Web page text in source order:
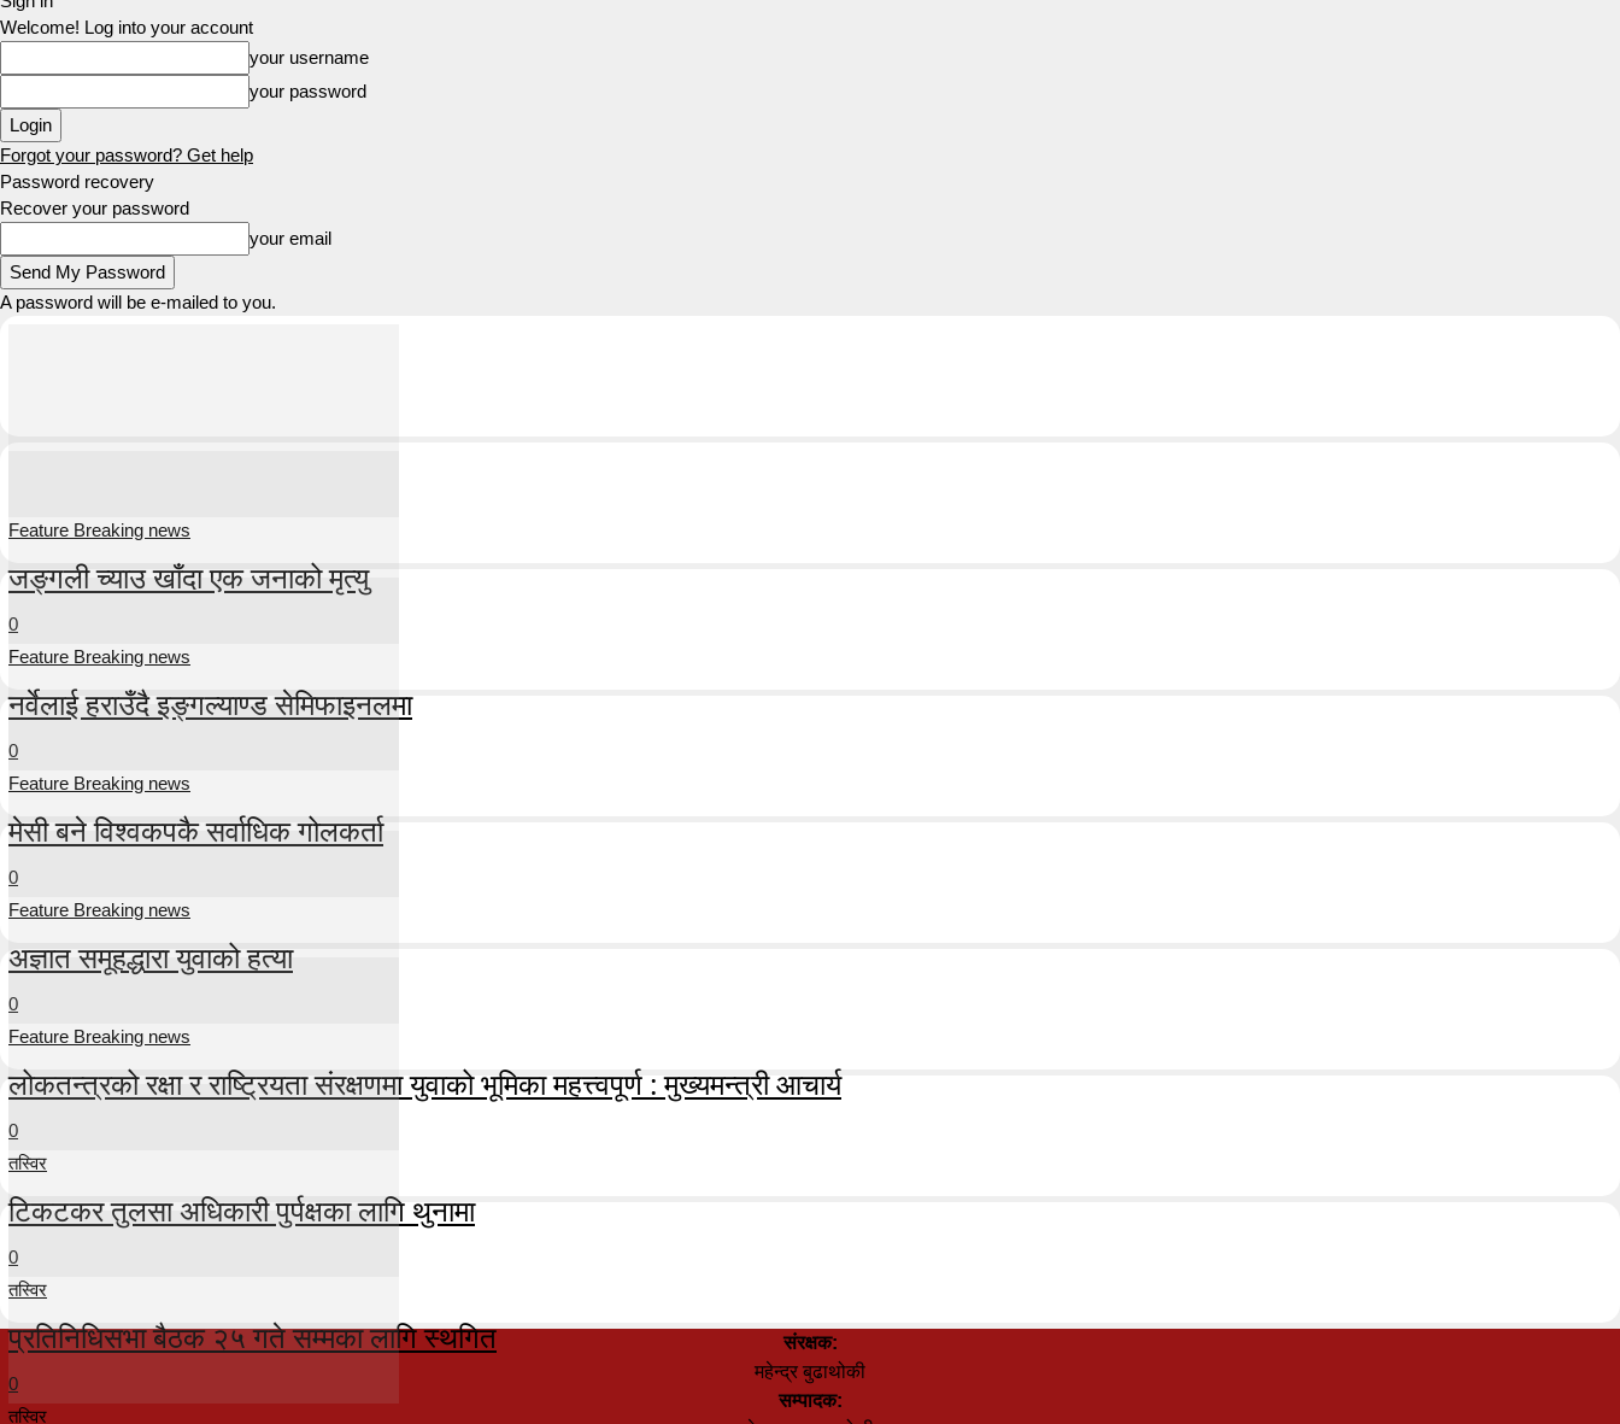
Welcome! Log into your account
your username
your password
Forgot your password? Get help
Password recovery
Recover your password
your email
A password will be e-mailed to you.
Feature Breaking news
जङ्गली च्याउ खाँदा एक जनाको मृत्यु
0
Feature Breaking news
नर्वेलाई हराउँदै इङ्गल्याण्ड सेमिफाइनलमा
0
Feature Breaking news
मेसी बने विश्वकपकै सर्वाधिक गोलकर्ता
0
Feature Breaking news
अज्ञात समूहद्धारा युवाको हत्या
0
Feature Breaking news
लोकतन्त्रको रक्षा र राष्ट्रियता संरक्षणमा युवाको भूमिका महत्त्वपूर्ण : मुख्यमन्त्री आचार्य
0
तस्विर
टिकटकर तुलसा अधिकारी पुर्पक्षका लागि थुनामा
0
तस्विर
प्रतिनिधिसभा बैठक २५ गते सम्मका लागि स्थगित
0
तस्विर
संरक्षक:
महेन्द्र बुढाथोकी
सम्पादक: